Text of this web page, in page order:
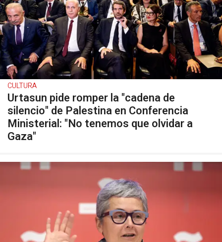
CULTURA
Urtasun pide romper la "cadena de
silencio" de Palestina en Conferencia
Ministerial: "No tenemos que olvidar a
Gaza"